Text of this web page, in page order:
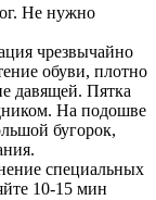
Не нужно
чрезвычайно
обуви, плотно
давящей. Пятка
На подошве
бугорок,
специальных
10-15 мин